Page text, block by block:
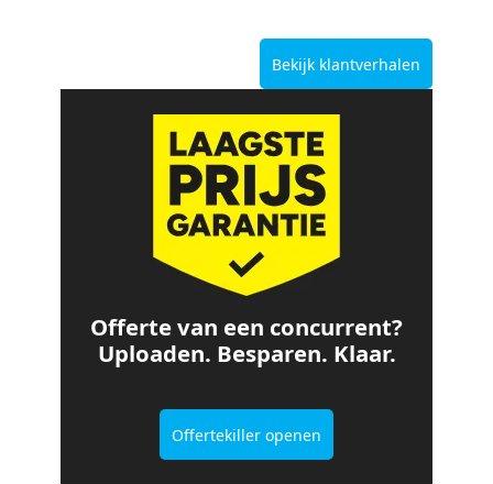
Bekijk klantverhalen
Offerte van een concurrent?
Uploaden. Besparen. Klaar.
Offertekiller openen